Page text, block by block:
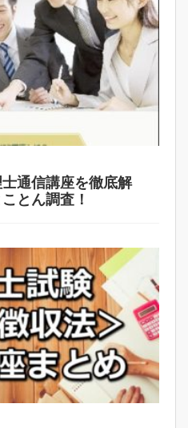
通信講座を徹底解
とん調査！